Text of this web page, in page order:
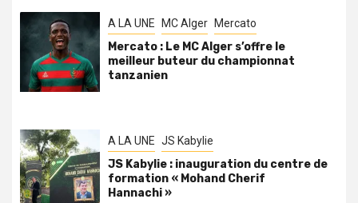
A LA UNE MC Alger Mercato
Mercato : Le MC Alger s’offre le
meilleur buteur du championnat
tanzanien
A LA UNE JS Kabylie
JS Kabylie : inauguration du centre de
formation « Mohand Cherif
Hannachi »